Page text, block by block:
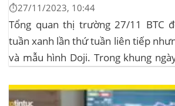
⏱️27/11/2023, 10:44
Tổng quan thị trường 27/11 BTC
tuần xanh lần thứ tuần liên tiếp
và mẫu hình Doji. Trong khung
triệu đô Stablecoin bị rút khỏi các